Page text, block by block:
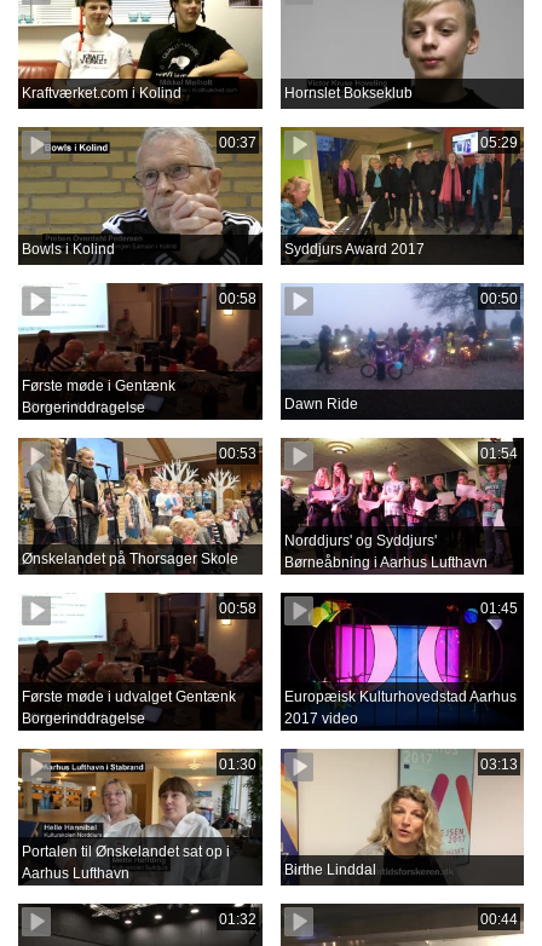
Kraftværket.com i Kolind Hornslet Bokseklub
00:37
Bowls i Kolind
05:29
Syddjurs Award 2017
00:58
Første møde i Gentænk
Borgerinddragelse
00:50
Dawn Ride
00:53
Ønskelandet på Thorsager Skole
01:54
Norddjurs' og Syddjurs'
Børneåbning i Aarhus Lufthavn
00:58
Første møde i udvalget Gentænk
Borgerinddragelse
01:45
Europæisk Kulturhovedstad Aarhus
2017 video
01:30
Portalen til Ønskelandet sat op i
Aarhus Lufthavn
03:13
Birthe Linddal
01:32 00:44